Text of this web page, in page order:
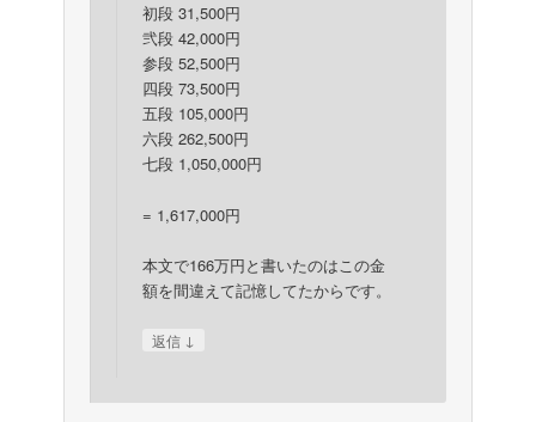
初段 31,500円
弐段 42,000円
参段 52,500円
四段 73,500円
五段 105,000円
六段 262,500円
七段 1,050,000円
= 1,617,000円
本文で166万円と書いたのはこの金
額を間違えて記憶してたからです。
返信 ↓